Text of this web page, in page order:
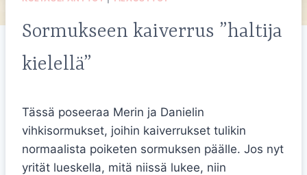
Sormukseen kaiverrus ”haltija
kielellä”
Tässä poseeraa Merin ja Danielin
vihkisormukset, joihin kaiverrukset tulikin
normaalista poiketen sormuksen päälle. Jos nyt
yrität lueskella, mitä niissä lukee, niin